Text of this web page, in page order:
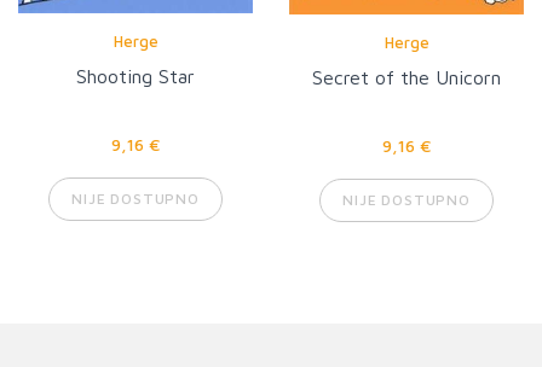
Herge
Shooting Star
9,16 €
NIJE DOSTUPNO
Herge
Secret of the Unicorn
9,16 €
NIJE DOSTUPNO